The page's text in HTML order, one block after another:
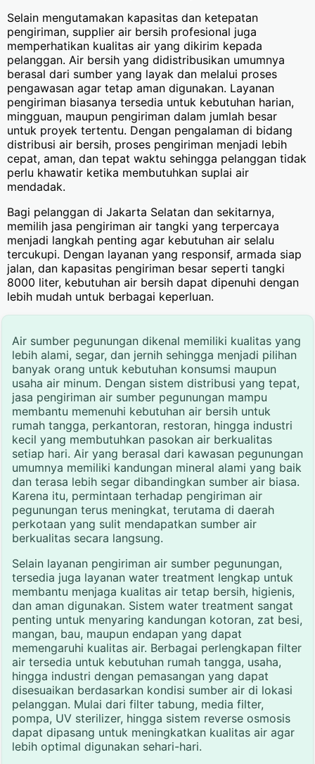
Selain mengutamakan kapasitas dan ketepatan
pengiriman, supplier air bersih profesional juga
memperhatikan kualitas air yang dikirim kepada
pelanggan. Air bersih yang didistribusikan umumnya
berasal dari sumber yang layak dan melalui proses
pengawasan agar tetap aman digunakan. Layanan
pengiriman biasanya tersedia untuk kebutuhan harian,
mingguan, maupun pengiriman dalam jumlah besar
untuk proyek tertentu. Dengan pengalaman di bidang
distribusi air bersih, proses pengiriman menjadi lebih
cepat, aman, dan tepat waktu sehingga pelanggan tidak
perlu khawatir ketika membutuhkan suplai air
mendadak.
Bagi pelanggan di Jakarta Selatan dan sekitarnya,
memilih jasa pengiriman air tangki yang terpercaya
menjadi langkah penting agar kebutuhan air selalu
tercukupi. Dengan layanan yang responsif, armada siap
jalan, dan kapasitas pengiriman besar seperti tangki
8000 liter, kebutuhan air bersih dapat dipenuhi dengan
lebih mudah untuk berbagai keperluan.
Air sumber pegunungan dikenal memiliki kualitas yang
lebih alami, segar, dan jernih sehingga menjadi pilihan
banyak orang untuk kebutuhan konsumsi maupun
usaha air minum. Dengan sistem distribusi yang tepat,
jasa pengiriman air sumber pegunungan mampu
membantu memenuhi kebutuhan air bersih untuk
rumah tangga, perkantoran, restoran, hingga industri
kecil yang membutuhkan pasokan air berkualitas
setiap hari. Air yang berasal dari kawasan pegunungan
umumnya memiliki kandungan mineral alami yang baik
dan terasa lebih segar dibandingkan sumber air biasa.
Karena itu, permintaan terhadap pengiriman air
pegunungan terus meningkat, terutama di daerah
perkotaan yang sulit mendapatkan sumber air
berkualitas secara langsung.
Selain layanan pengiriman air sumber pegunungan,
tersedia juga layanan water treatment lengkap untuk
membantu menjaga kualitas air tetap bersih, higienis,
dan aman digunakan. Sistem water treatment sangat
penting untuk menyaring kandungan kotoran, zat besi,
mangan, bau, maupun endapan yang dapat
memengaruhi kualitas air. Berbagai perlengkapan filter
air tersedia untuk kebutuhan rumah tangga, usaha,
hingga industri dengan pemasangan yang dapat
disesuaikan berdasarkan kondisi sumber air di lokasi
pelanggan. Mulai dari filter tabung, media filter,
pompa, UV sterilizer, hingga sistem reverse osmosis
dapat dipasang untuk meningkatkan kualitas air agar
lebih optimal digunakan sehari-hari.